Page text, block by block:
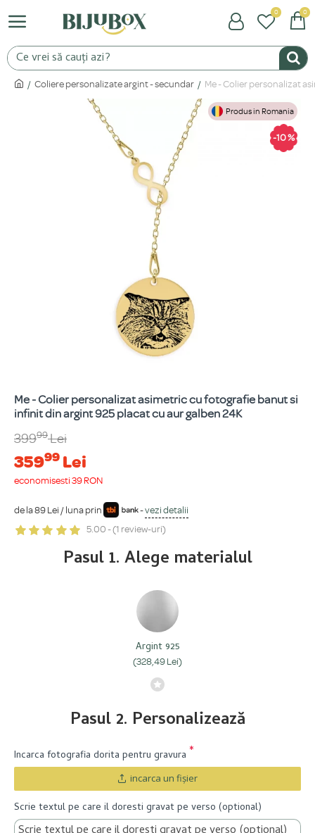
0 0
Coliere personalizate argint - secundar Me - Colier personalizat
Produs in Romania
-10 %
Me - Colier personalizat asimetric cu fotografie banut si
infinit din argint 925 placat cu aur galben 24K
39999Lei
35999 Lei
economisești 39 RON
de la 89 Lei / luna prin -vezi detalii
5.00 - (1 review-uri)
Pasul 1. Alege materialul
Argint 925
(328,49 Lei)
Pasul 2. Personalizează
Incarca fotografia dorita pentru gravura
incarca un fişier
Scrie textul pe care il doresti gravat pe verso (optional)